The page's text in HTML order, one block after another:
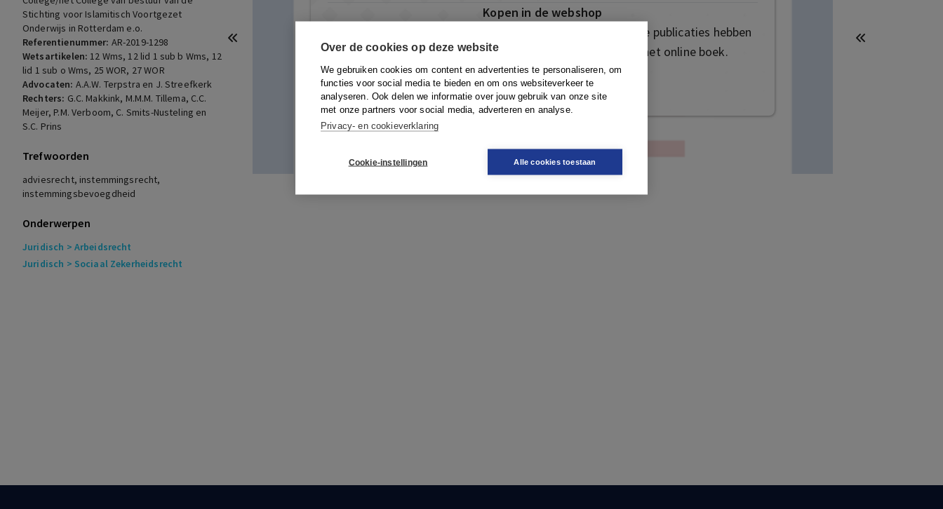
Over de cookies op deze website
We gebruiken cookies om content en advertenties te personaliseren, om
functies voor social media te bieden en om ons websiteverkeer te
analyseren. Ook delen we informatie over jouw gebruik van onze site
met onze partners voor social media, adverteren en analyse.
Privacy- en cookieverklaring
Cookie-instellingen Alle cookies toestaan
Stichting voor Islamitisch Voortgezet
Onderwijs in Rotterdam e.o.
Referentienummer: AR-2019-1298
Wetsartikelen:12 Wms,12 lid 1 sub b Wms, 12
lid 1 sub o Wms, 25 WOR, 27 WOR
Advocaten: A.A.W. Terpstra en J. Streefkerk
Rechters: G.C. Makkink, M.M.M. Tillema, C.C.
Meijer, P.M. Verboom, C. Smits-Nusteling en
S.C. Prins
Trefwoorden
adviesrecht, instemmingsrecht,
instemmingsbevoegdheid
Onderwerpen
Juridisch > Arbeidsrecht
Juridisch > Sociaal Zekerheidsrecht
Kopen in de webshop
Deze publicatie is ook te vinden in onze webshop. Sommige publicaties hebben
ook de mogelijkheid om direct toegang te kopen tot het online boek.
Naar de webshop